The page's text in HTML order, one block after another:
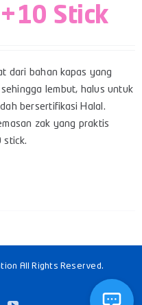
Stick
dari bahan kapas yang
lembut, halus untuk
bersertifikasi Halal.
zak yang praktis
stick.
All Rights Reserved.